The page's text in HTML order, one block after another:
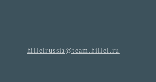
hillelrussia@team.hillel.ru